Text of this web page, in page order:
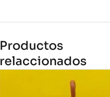
Productos
relaccionados